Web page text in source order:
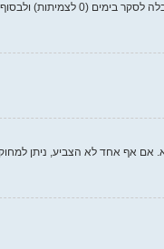
וודא שכל אפשרות בשורה נפרדת בתיבת הטקסט. אתה יכול גם
אם אף אחד לא הצביע, ניתן